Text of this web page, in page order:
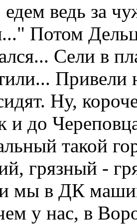
ведь за
Потом
Сели в
Привели
Ну,
и до
такой
грязный -
мы в ДК
у нас, в